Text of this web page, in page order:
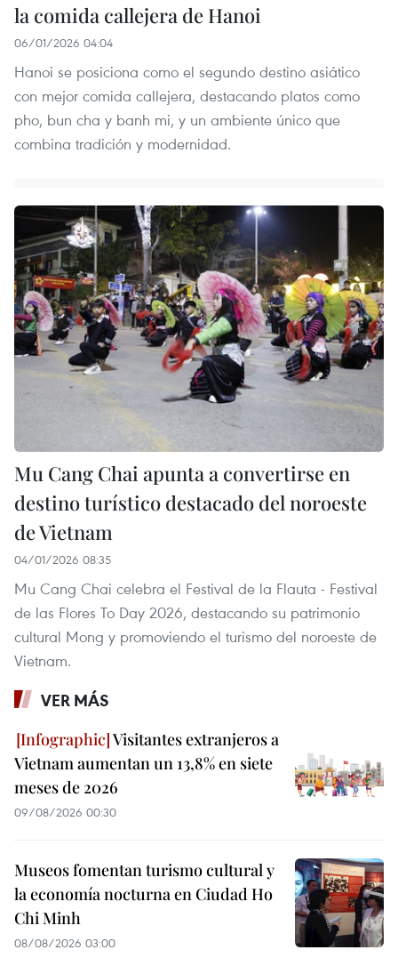
la comida callejera de Hanoi
06/01/2026 04:04
Hanoi se posiciona como el segundo destino asiático
con mejor comida callejera, destacando platos como
pho, bun cha y banh mi, y un ambiente único que
combina tradición y modernidad.
Mu Cang Chai apunta a convertirse en
destino turístico destacado del noroeste
de Vietnam
04/01/2026 08:35
Mu Cang Chai celebra el Festival de la Flauta - Festival
de las Flores To Day 2026, destacando su patrimonio
cultural Mong y promoviendo el turismo del noroeste de
Vietnam.
VER MÁS
Visitantes extranjeros a
Vietnam aumentan un 13,8% en siete
meses de 2026
09/08/2026 00:30
Museos fomentan turismo cultural y
la economía nocturna en Ciudad Ho
Chi Minh
08/08/2026 03:00